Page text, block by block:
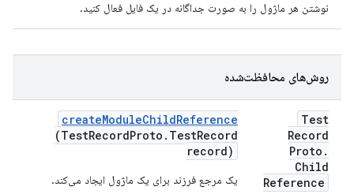
نوشتن هر ماژول را به صورت جداگانه در یک فایل فعال کنید.
روش‌های محافظت‌شده
Test
Record
Proto .
Child
Reference
createModuleChildReference
(TestRecordProto . TestRecord
record)
یک مرجع فرزند برای یک ماژول ایجاد می‌کند.